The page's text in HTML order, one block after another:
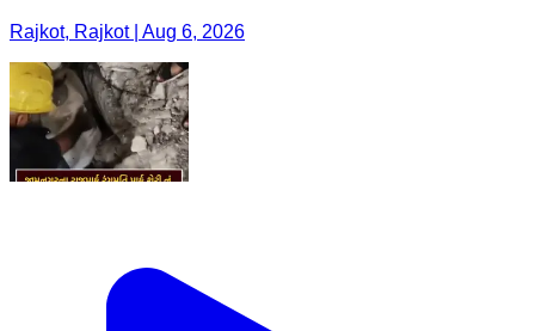
Rajkot, Rajkot | Aug 6, 2026